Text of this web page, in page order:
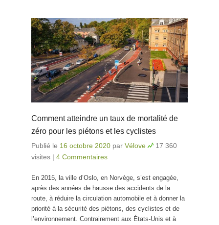
Comment atteindre un taux de mortalité de
zéro pour les piétons et les cyclistes
Publié le 16 octobre 2020 par Vélove
17 360
visites | 4 Commentaires
En 2015, la ville d’Oslo, en Norvège, s’est engagée,
après des années de hausse des accidents de la
route, à réduire la circulation automobile et à donner la
priorité à la sécurité des piétons, des cyclistes et de
l’environnement. Contrairement aux États-Unis et à